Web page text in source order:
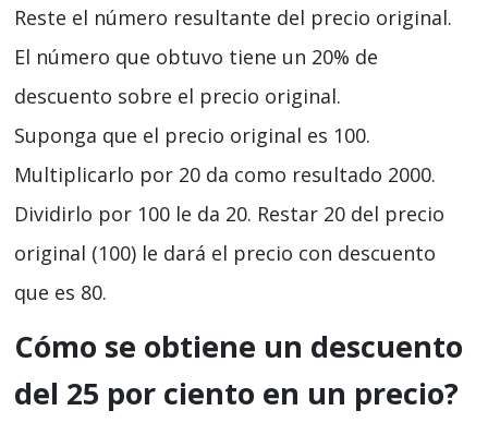
Reste el número resultante del precio original.
El número que obtuvo tiene un 20% de
descuento sobre el precio original.
Suponga que el precio original es 100.
Multiplicarlo por 20 da como resultado 2000.
Dividirlo por 100 le da 20. Restar 20 del precio
original (100) le dará el precio con descuento
que es 80.
Cómo se obtiene un descuento
del 25 por ciento en un precio?